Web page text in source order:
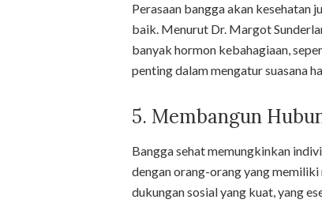
Perasaan bangga akan kesehatan
baik. Menurut Dr. Margot
banyak hormon kebahagiaan,
penting dalam mengatur suasana
5. Membangun
Bangga sehat memungkinkan
dengan orang-orang yang
dukungan sosial yang kuat, yang